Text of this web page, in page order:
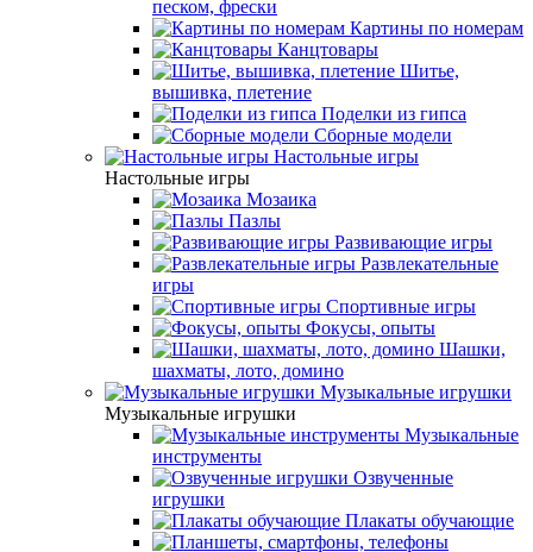
песком, фрески
Картины по номерам
Канцтовары
Шитье,
вышивка, плетение
Поделки из гипса
Сборные модели
Настольные игры
Настольные игры
Мозаика
Пазлы
Развивающие игры
Развлекательные
игры
Спортивные игры
Фокусы, опыты
Шашки,
шахматы, лото, домино
Музыкальные игрушки
Музыкальные игрушки
Музыкальные
инструменты
Озвученные
игрушки
Плакаты обучающие